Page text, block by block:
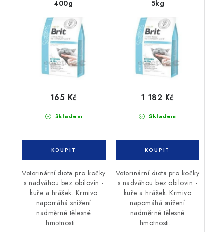
400g
Skladem
165 Kč
Veterinární dieta pro kočky
s nadváhou bez obilovin -
kuře a hrášek. Krmivo
napomáhá snížení
nadměrné tělesné
hmotnosti.
5kg
Skladem
1 182 Kč
Veterinární dieta pro kočky
s nadváhou bez obilovin -
kuře a hrášek. Krmivo
napomáhá snížení
nadměrné tělesné
hmotnosti.